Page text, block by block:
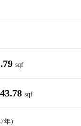
sqf
sqf
年)